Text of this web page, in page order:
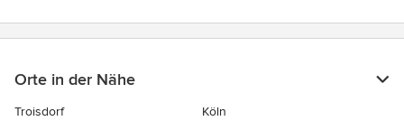
Orte in der Nähe
Troisdorf
Köln